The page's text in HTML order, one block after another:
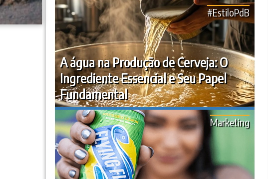
A água na Produção de Cerveja: O
Ingrediente Essencial e Seu Papel
Fundamental
#EstiloPdB
Marketing